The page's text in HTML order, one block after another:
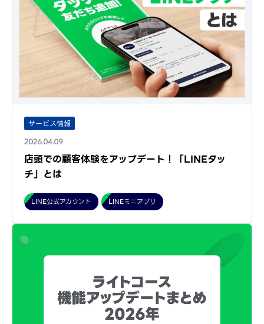
サービス情報
2026.04.09
店頭での顧客体験をアップデート！「LINEタッ
チ」とは
LINE公式アカウント LINEミニアプリ